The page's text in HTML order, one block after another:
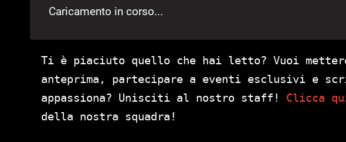
Caricamento in corso...
Ti è piaciuto quello che hai letto? Vuoi
anteprima, partecipare a eventi esclusivi e
appassiona? Unisciti al nostro staff! Clicca
della nostra squadra!